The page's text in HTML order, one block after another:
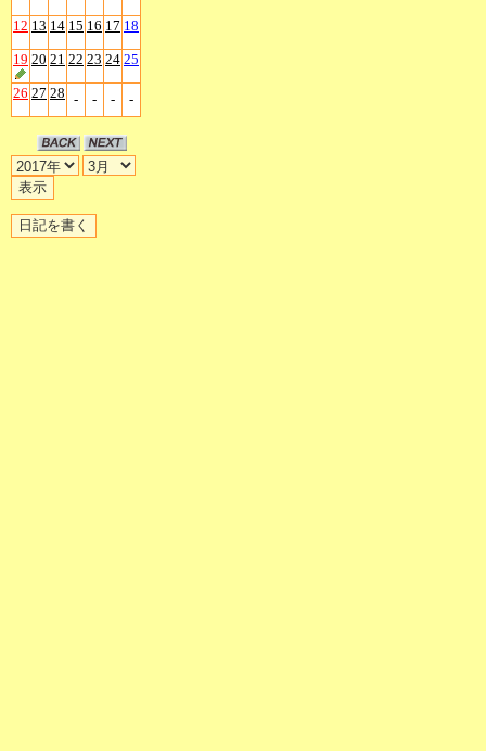
12 13 14 15 16 17 18
19 20 21 22 23 24 25
26 27 28 - - - -